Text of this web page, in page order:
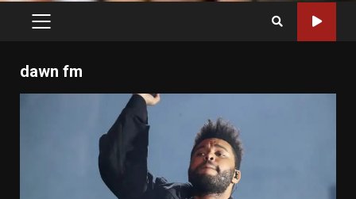
PRIMARY
dawn fm